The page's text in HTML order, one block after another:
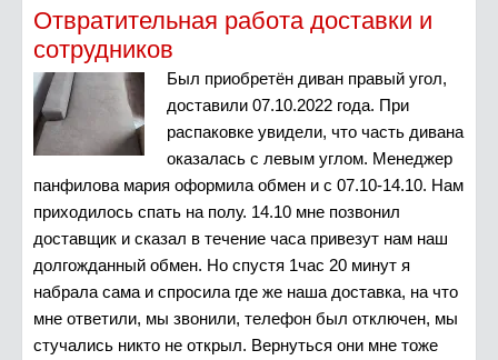
Отвратительная работа доставки и
сотрудников
Был приобретён диван правый угол,
доставили 07.10.2022 года. При
распаковке увидели, что часть дивана
оказалась с левым углом. Менеджер
панфилова мария оформила обмен и с 07.10-14.10. Нам
приходилось спать на полу. 14.10 мне позвонил
доставщик и сказал в течение часа привезут нам наш
долгожданный обмен. Но спустя 1час 20 минут я
набрала сама и спросила где же наша доставка, на что
мне ответили, мы звонили, телефон был отключен, мы
стучались никто не открыл. Вернуться они мне тоже